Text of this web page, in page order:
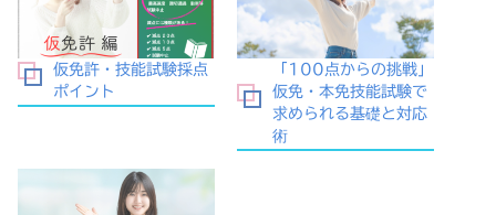
仮免許・技能試験採点
ポイント
「100点からの挑戦」
仮免・本免技能試験で
求められる基礎と対応
術